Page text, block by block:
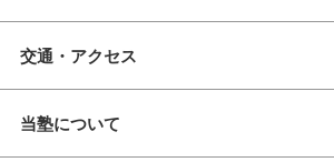
交通・アクセス
当塾について